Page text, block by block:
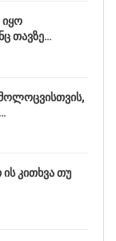
იყო
თავზე…
კითხვა თუ